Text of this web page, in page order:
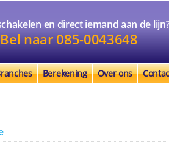
en direct iemand aan de
Bel naar085-0043648
Berekening Over ons